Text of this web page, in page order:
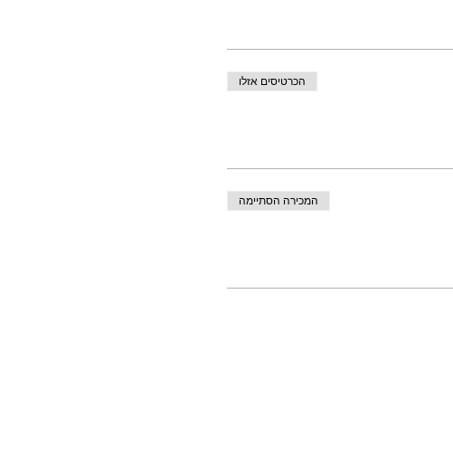
הכרטיסים אזלו
המכירה הסתיימה